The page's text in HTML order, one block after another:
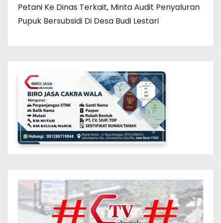
Petani Ke Dinas Terkait, Minta Audit Penyaluran
Pupuk Bersubsidi Di Desa Budi Lestari